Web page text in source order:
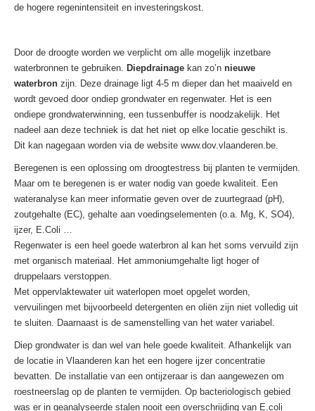
de hogere regenintensiteit en investeringskost.
Door de droogte worden we verplicht om alle mogelijk inzetbare
waterbronnen te gebruiken. Diepdrainage kan zo’n nieuwe
waterbron zijn. Deze drainage ligt 4-5 m dieper dan het maaiveld en
wordt gevoed door ondiep grondwater en regenwater. Het is een
ondiepe grondwaterwinning, een tussenbuffer is noodzakelijk. Het
nadeel aan deze techniek is dat het niet op elke locatie geschikt is.
Dit kan nagegaan worden via de website www.dov.vlaanderen.be.
Beregenen is een oplossing om droogtestress bij planten te vermijden.
Maar om te beregenen is er water nodig van goede kwaliteit. Een
wateranalyse kan meer informatie geven over de zuurtegraad (pH),
zoutgehalte (EC), gehalte aan voedingselementen (o.a. Mg, K, SO4),
ijzer, E.Coli …
Regenwater is een heel goede waterbron al kan het soms vervuild zijn
met organisch materiaal. Het ammoniumgehalte ligt hoger of
druppelaars verstoppen.
Met oppervlaktewater uit waterlopen moet opgelet worden,
vervuilingen met bijvoorbeeld detergenten en oliën zijn niet volledig uit
te sluiten. Daarnaast is de samenstelling van het water variabel.
Diep grondwater is dan wel van hele goede kwaliteit. Afhankelijk van
de locatie in Vlaanderen kan het een hogere ijzer concentratie
bevatten. De installatie van een ontijzeraar is dan aangewezen om
roestneerslag op de planten te vermijden. Op bacteriologisch gebied
was er in geanalyseerde stalen nooit een overschrijding van E.coli